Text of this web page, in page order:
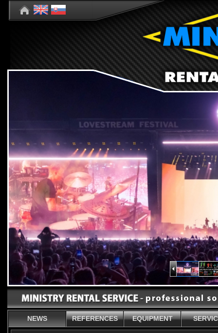
NEWS REFERENCES EQUIPMENT